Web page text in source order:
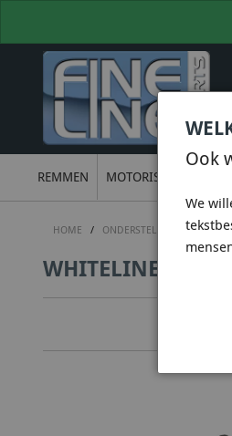
REMMEN MOTORISCH
HOME / ONDERSTEL
WHITELINE
Ook
We